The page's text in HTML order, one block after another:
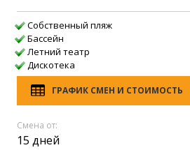
Собственный пляж
Бассейн
Летний театр
Дискотека
ГРАФИК СМЕН И СТОИМОСТЬ
Смена от:
15 дней